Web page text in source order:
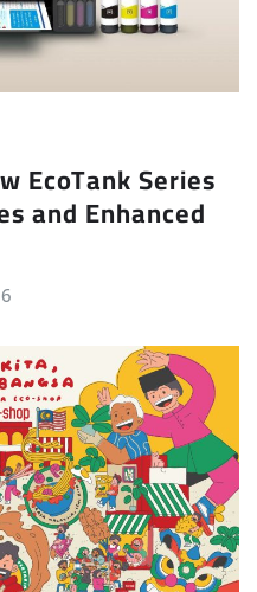
EcoTank Series
and Enhanced